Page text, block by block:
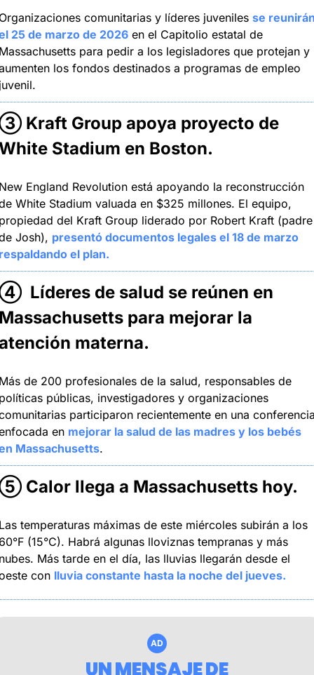
comunitarias y líderes juveniles se
25 de marzo de 2026 en el Capitolio estatal de
para pedir a los legisladores que protejan y
los fondos destinados a programas de empleo
Kraft Group apoya proyecto de
Stadium en Boston.
England Revolution está apoyando la reconstrucción
White Stadium valuada en $325 millones. El equipo,
del Kraft Group liderado por Robert Kraft (padre
Josh), presentó documentos legales el 18 de marzo
el plan.
Líderes de salud se reúnen en
para mejorar la
materna.
de 200 profesionales de la salud, responsables de
públicas, investigadores y organizaciones
participaron recientemente en una
en mejorar la salud de las madres y los bebés
Massachusetts.
Calor llega a Massachusetts hoy.
temperaturas máximas de este miércoles subirán a los
(15°C). Habrá algunas lloviznas tempranas y más
Más tarde en el día, las lluvias llegarán desde el
con lluvia constante hasta la noche del jueves.
AD
UN MENSAJE DE